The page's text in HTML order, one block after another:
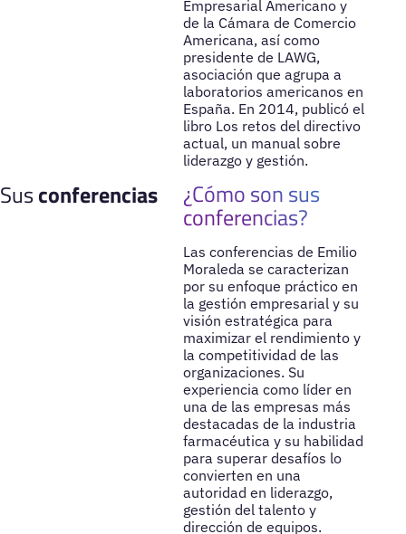
Empresarial Americano y
de la Cámara de Comercio
Americana, así como
presidente de LAWG,
asociación que agrupa a
laboratorios americanos en
España. En 2014, publicó el
libro Los retos del directivo
actual, un manual sobre
liderazgo y gestión.
Susconferencias ¿Cómo son sus
conferencias?
Las conferencias de Emilio
Moraleda se caracterizan
por su enfoque práctico en
la gestión empresarial y su
visión estratégica para
maximizar el rendimiento y
la competitividad de las
organizaciones. Su
experiencia como líder en
una de las empresas más
destacadas de la industria
farmacéutica y su habilidad
para superar desafíos lo
convierten en una
autoridad en liderazgo,
gestión del talento y
dirección de equipos.